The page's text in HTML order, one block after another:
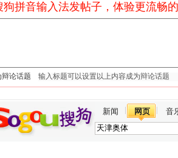
狗拼音输入法发帖子，体验更流畅
论话题
新闻 网页 音